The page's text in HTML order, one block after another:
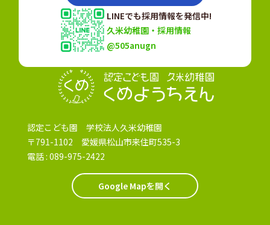
認定こども園 学校法人久米幼稚園
〒791-1102 愛媛県松山市来住町535-3
電話 : 089-975-2422
Google Mapを開く
LINEでも採用情報を発信中!
久米幼稚園・採用情報
@505anugn